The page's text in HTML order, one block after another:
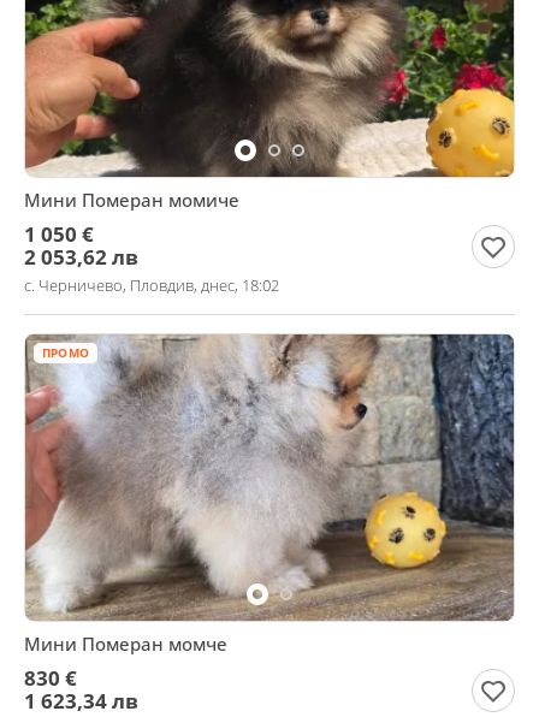
Мини Померан момиче
1 050 €
2 053,62 лв
с. Черничево, Пловдив, днес, 18:02
ПРОМО
Мини Померан момче
830 €
1 623,34 лв